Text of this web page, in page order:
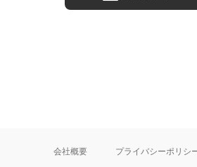
会社概要 プライバシーポリシ